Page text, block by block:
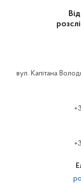
вул. Капітана